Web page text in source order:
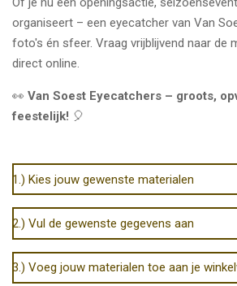
organiseert – een eyecatcher van Van
foto's én sfeer. Vraag vrijblijvend naar de
direct online.
👀 Van Soest Eyecatchers – groots,
feestelijk! 🎈
1.) Kies jouw gewenste materialen
2.) Vul de gewenste gegevens aan
3.) Voeg jouw materialen toe aan je